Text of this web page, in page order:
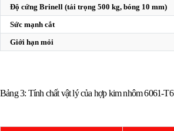
Độ cứng Brinell (tải trọng 500 kg, bóng 10 mm)
Sức mạnh cắt
Giới hạn mỏi
Bảng 3: Tính chất vật lý của hợp kim nhôm 6061-T6